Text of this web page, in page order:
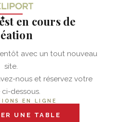
✦
en cours de
avec un tout nouveau
site.
nous et réservez votre
dessous.
EN LIGNE
UNE TABLE